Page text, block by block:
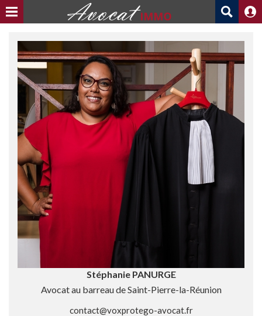
Stéphanie PANURGE
Avocat au barreau de Saint-Pierre-la-Réunion
contact@voxprotego-avocat.fr